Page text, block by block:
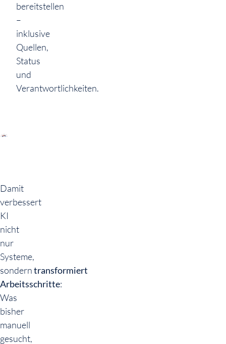
bereitstellen
–
inklusive
Quellen,
Status
und
Verantwortlichkeiten.
Damit
verbessert
KI
nicht
nur
Systeme,
sonderntransformiert
Arbeitsschritte:
Was
bisher
manuell
gesucht,